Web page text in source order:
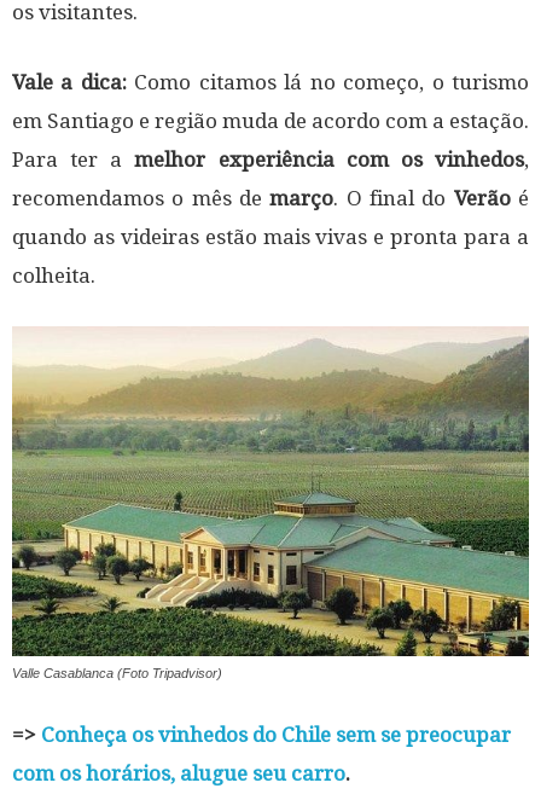
os visitantes.
Vale a dica:Como citamos lá no começo, o turismo
em Santiago e região muda de acordo com a estação.
Para ter amelhor experiência com os vinhedos,
recomendamos o mês demarço. O final do Verãoé
quando as videiras estão mais vivas e pronta para a
colheita.
Valle Casablanca (Foto Tripadvisor)
=> Conheça os vinhedos do Chile sem se preocupar
com os horários, alugue seu carro.